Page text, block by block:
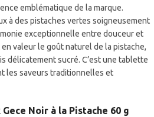
emblématique de la marque.
à des pistaches vertes soigneusement
exceptionnelle entre douceur et
valeur le goût naturel de la pistache,
délicatement sucré. C’est une tablette
les saveurs traditionnelles et
Gece Noir à la Pistache 60 g